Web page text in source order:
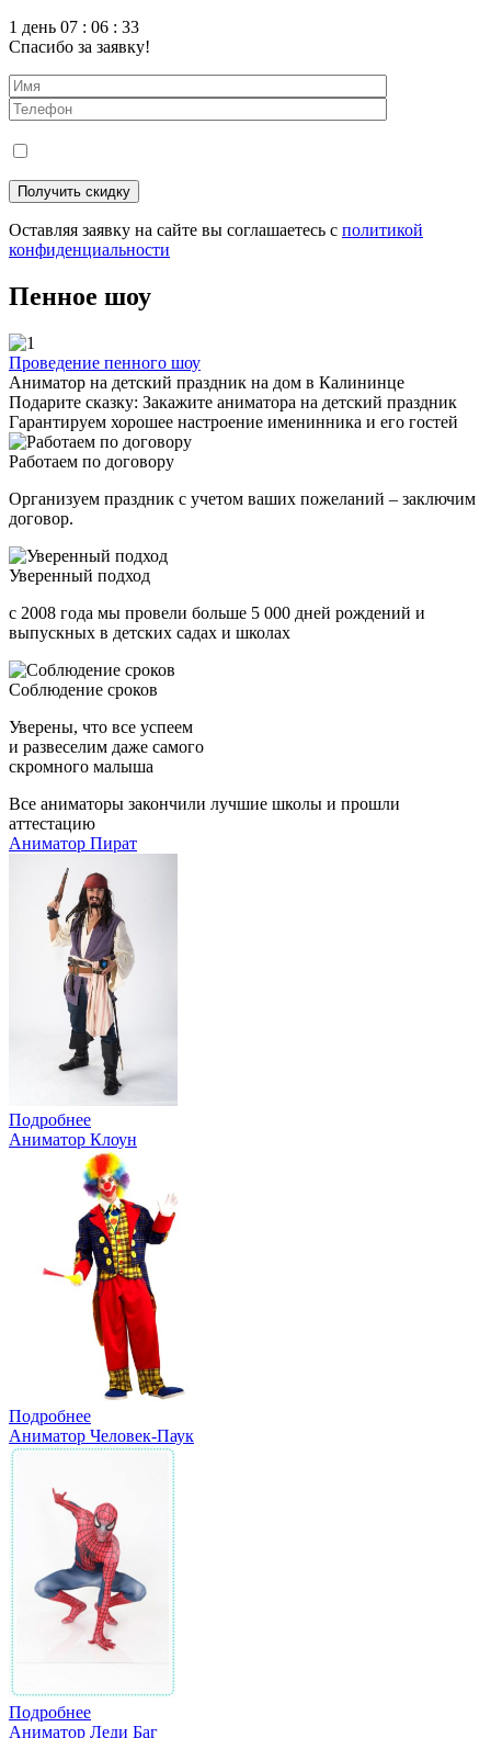
1 день 07 : 06 : 31
Спасибо за заявку!
Оставляя заявку на сайте вы соглашаетесь с политикой
конфиденциальности
Пенное шоу
Проведение пенного шоу
Аниматор на детский праздник на дом в Калининце
Подарите сказку: Закажите аниматора на детский праздник
Гарантируем хорошее настроение именинника и его гостей
Работаем по договору
Организуем праздник с учетом ваших пожеланий – заключим
договор.
Уверенный подход
с 2008 года мы провели больше 5 000 дней рождений и
выпускных в детских садах и школах
Соблюдение сроков
Уверены, что все успеем
и развеселим даже самого
скромного малыша
Все аниматоры закончили лучшие школы и прошли
аттестацию
Аниматор Пират
Подробнее
Аниматор Клоун
Подробнее
Аниматор Человек-Паук
Подробнее
Аниматор Леди Баг